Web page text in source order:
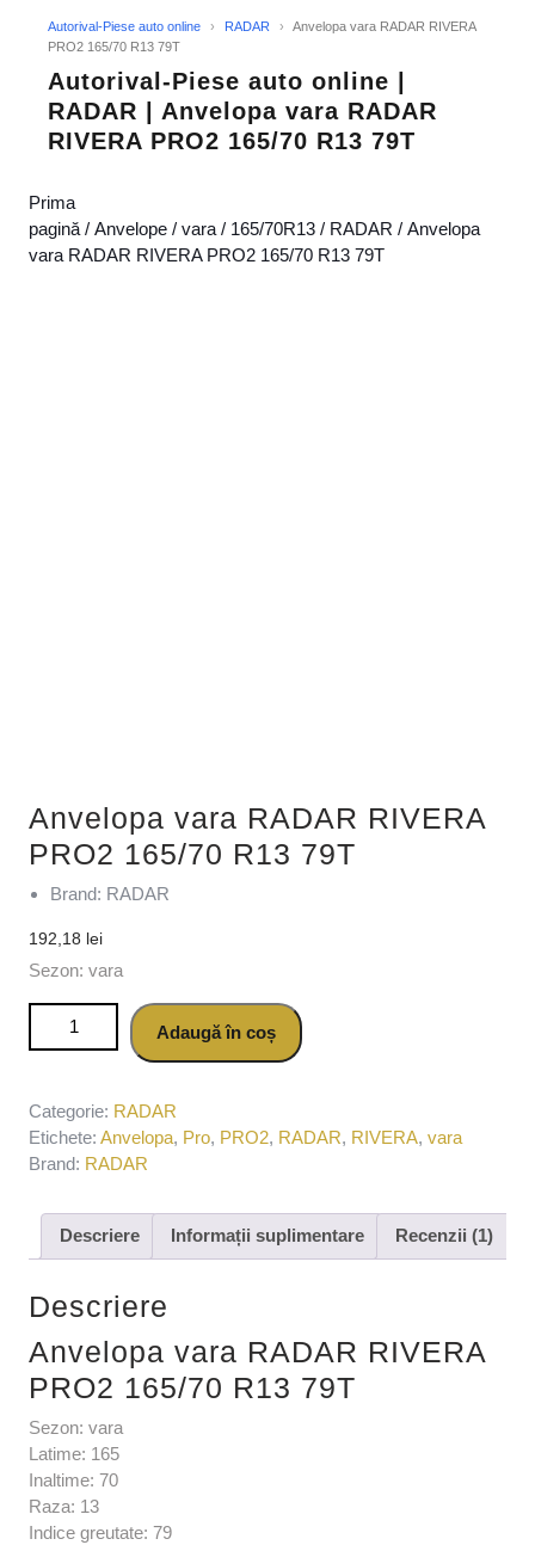
Autorival-Piese auto online › RADAR ›
Anvelopa vara RADAR RIVERA
PRO2 165/70 R13 79T
Autorival-Piese auto online |
RADAR | Anvelopa vara RADAR
RIVERA PRO2 165/70 R13 79T
Prima
pagină / Anvelope / vara / 165/70R13 / RADAR / Anvelopa
vara RADAR RIVERA PRO2 165/70 R13 79T
Anvelopa vara RADAR RIVERA
PRO2 165/70 R13 79T
Brand: RADAR
192,18 lei
Sezon: vara
Cantitate Anvelopa vara RADAR RIVERA PRO2 165/70 R13
Adaugă în coș
Categorie: RADAR
Etichete: Anvelopa, Pro, PRO2, RADAR, RIVERA, vara
Brand: RADAR
Descriere Informații suplimentare Recenzii (1)
Descriere
Anvelopa vara RADAR RIVERA
PRO2 165/70 R13 79T
Sezon: vara
Latime: 165
Inaltime: 70
Raza: 13
Indice greutate: 79